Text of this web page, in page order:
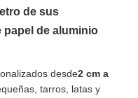
de sus
papel de aluminio
desde2 cm a
tarros, latas y